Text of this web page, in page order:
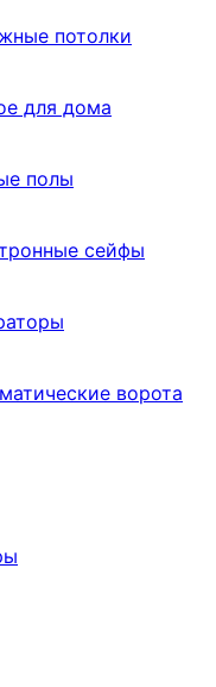
потолки
для дома
полы
сейфы
ворота